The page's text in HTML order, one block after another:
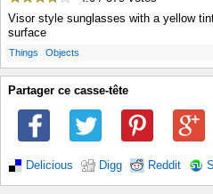
Visor style sunglasses with a yellow
surface
Things Objects
Partager ce casse-tête
Delicious Digg Reddit